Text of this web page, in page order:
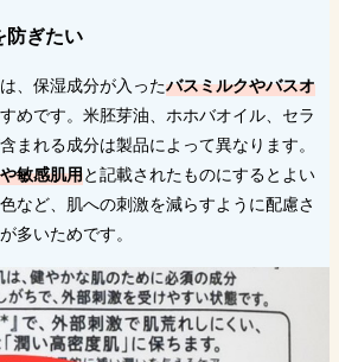
防ぎたい
、保湿成分が入ったバスミルクやバスオ
めです。米胚芽油、ホホバオイル、セラ
まれる成分は製品によって異なります。
敏感肌用と記載されたものにするとよい
など、肌への刺激を減らすように配慮さ
多いためです。